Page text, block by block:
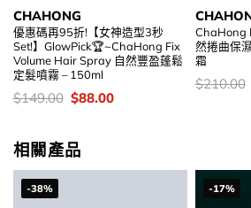
CHAHONG
優惠碼再95折!【女神造型3秒
Set!】GlowPick🏆~ChaHong Fix
Volume Hair Spray 自然豐盈蓬鬆
定髮噴霧 – 150ml
價
錢：
$149.00 Original
price
$88.00Current
ChaHong
然捲曲保
霜
價
錢：
$210.00
相關產品
-38% -17%